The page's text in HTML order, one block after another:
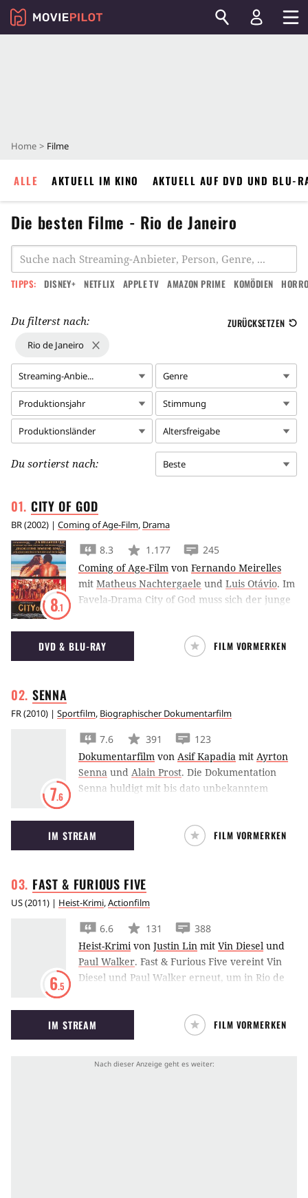
Home Filme
ALLE AKTUELL IM KINO AKTUELL AUF DVD UND BLU-
Die besten Filme - Rio de Janeiro
TIPPS: DISNEY+ NETFLIX APPLE TV AMAZON PRIME KOMÖDIEN
Du filterst nach: ZURÜCKSETZEN
Rio de Janeiro
Streaming-Anbie... Genre
Produktionsjahr Stimmung
Produktionsländer Altersfreigabe
Du sortierst nach: Beste
CITY OFGOD
BR(2002) | Coming of Age-Film, Drama
8.1
8.3 1.177
245
Coming of Age-Film von Fernando Meirelles
mit Matheus Nachtergaele und Luis Otávio. Im
Favela-Drama City of God muss sich der junge
zwischen Bandenkriegen und Armut sein
eigenes Leben aufbauen.
DVD & BLU-RAY FILM VORMERKEN
SENNA
FR(2010) | Sportfilm, Biographischer Dokumentarfilm
7.6
7.6 391
123
Dokumentarfilm von Asif Kapadia mit Ayrton
Senna und Alain Prost. Die Dokumentation
Senna huldigt mit bis dato unbekanntem
Ausnahme-Formel-1-Fahrer Ayrton Senna
IM STREAM FILM VORMERKEN
FAST & FURIOUS FIVE
US(2011) | Heist-Krimi,Actionfilm
6.5
6.6 131
388
Heist-Krimivon Justin Lin mit Vin Diesel und
Paul Walker. Fast & Furious Five vereint Vin
Diesel und Paul Walker erneut, um in Rio de
dem FBI-Agenten Dwayne ‘The Rock’ Johnson
zu entkommen.
IM STREAM FILM VORMERKEN